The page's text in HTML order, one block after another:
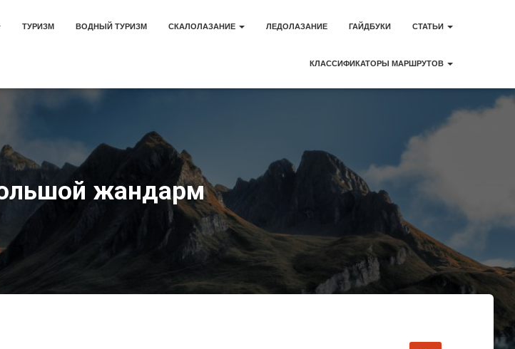
ТУРИЗМ ВОДНЫЙ ТУРИЗМ СКАЛОЛАЗАНИЕ ЛЕДОЛАЗАНИЕ ГАЙДБУКИ СТАТЬИ
КЛАССИФИКАТОРЫ МАРШРУТОВ
жандарм